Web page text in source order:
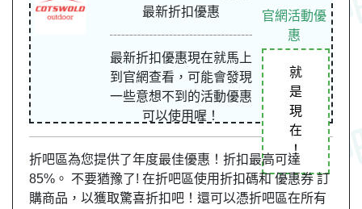
最新折扣優惠
最新折扣優惠現在就馬上
到官網查看，可能會發現
一些意想不到的活動優惠
可以使用喔！
官網活動優
惠
就
是
現
在
！
折吧區為您提供了年度最佳優惠！折扣最高可達
85%。 不要猶豫了! 在折吧區使用折扣碼和 優惠券 訂
購商品，以獲取驚喜折扣吧！還可以憑折吧區在所有